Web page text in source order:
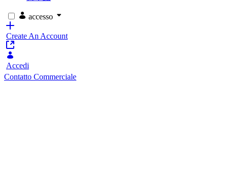
accesso
Create An Account
Accedi
Contatto Commerciale